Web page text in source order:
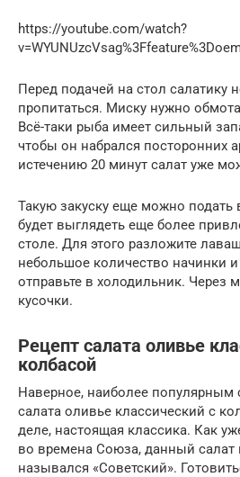
https://youtube.com/watch?
Перед подачей на стол салатику
пропитаться. Миску нужно
Всё-таки рыба имеет сильный
чтобы он набрался посторонних
истечению 20 минут салат уже
Такую закуску еще можно подать
будет выглядеть еще более
столе. Для этого разложите
небольшое количество начинки
отправьте в холодильник. Через
кусочки.
Рецепт салата оливье
колбасой
Наверное, наиболее популярным
салата оливье классический с
деле, настоящая классика. Как
во времена Союза, данный салат
назывался «Советский».